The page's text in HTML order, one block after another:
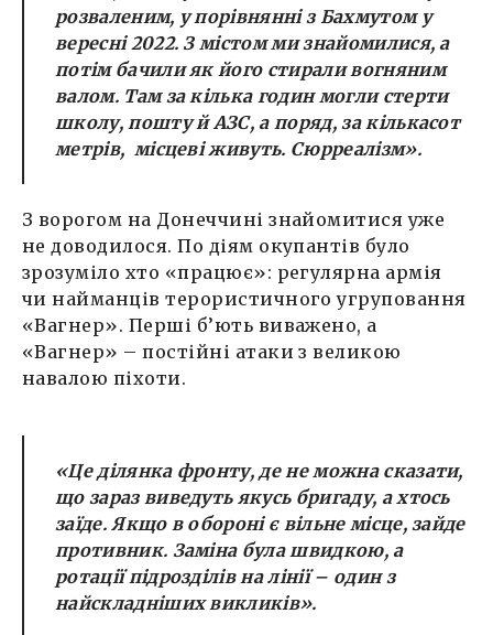
розваленим, у порівнянні з Бахмутом у
вересні 2022. З містом ми знайомилися, а
потім бачили як його стирали вогняним
валом. Там за кілька годин могли стерти
школу, пошту й АЗС, а поряд, за кількасот
метрів, місцеві живуть. Сюрреалізм».
З ворогом на Донеччині знайомитися уже
не доводилося. По діям окупантів було
зрозуміло хто «працює»: регулярна армія
чи найманців терористичного угруповання
«Вагнер». Перші б’ють виважено, а
«Вагнер» – постійні атаки з великою
навалою піхоти.
«Це ділянка фронту, де не можна сказати,
що зараз виведуть якусь бригаду, а хтось
заїде. Якщо в обороні є вільне місце, зайде
противник. Заміна була швидкою, а
ротації підрозділів на лінії – один з
найскладніших викликів».